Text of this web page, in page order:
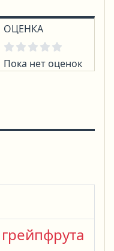
ОЦЕНКА
Пока нет оценок